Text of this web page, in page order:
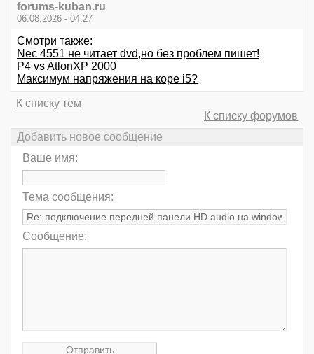
forums-kuban.ru
06.08.2026 - 04:27
Смотри также:
Nec 4551 не читает dvd,но без проблем пишет!
P4 vs AtlonXP 2000
Максимум напряжения на коре i5?
К списку тем
К списку форумов
Добавить новое сообщение
Ваше имя:
Тема сообщения:
Сообщение: